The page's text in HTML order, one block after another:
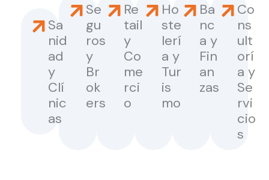
Sa
nid
ad
y
Clí
nic
as
Se
gu
ros
y
Br
ok
ers
Re
tail
y
Co
me
rci
o
Ho
ste
lerí
a y
Tur
is
mo
Ba
nc
a y
Fin
an
zas
Co
ns
ult
orí
a y
Se
rvi
cio
s